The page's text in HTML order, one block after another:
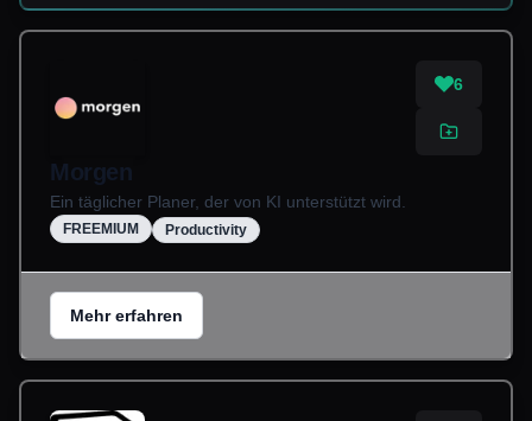
6
Morgen
Ein täglicher Planer, der von KI unterstützt wird.
FREEMIUM Productivity
Mehr erfahren